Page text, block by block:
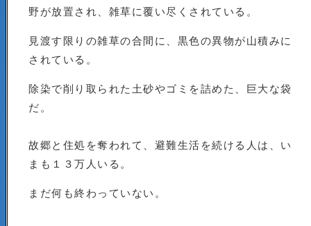
野が放置され、雑草に覆い尽くされている。
見渡す限りの雑草の合間に、黒色の異物が山積みに
されている。
除染で削り取られた土砂やゴミを詰めた、巨大な袋
だ。
故郷と住処を奪われて、避難生活を続ける人は、い
まも１３万人いる。
まだ何も終わっていない。